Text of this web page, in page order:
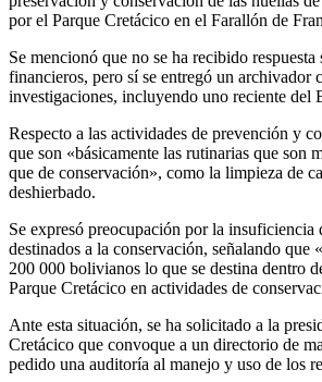
por el Parque Cretácico en el Farallón de
Se mencionó que no se ha recibido respuesta
financieros, pero sí se entregó un archivador
investigaciones, incluyendo uno reciente del
Respecto a las actividades de prevención y
que son «básicamente las rutinarias que son
que de conservación», como la limpieza de
deshierbado.
Se expresó preocupación por la insuficiencia
destinados a la conservación, señalando que
200 000 bolivianos lo que se destina dentro
Parque Cretácico en actividades de
Ante esta situación, se ha solicitado a la
Cretácico que convoque a un directorio de
pedido una auditoría al manejo y uso de los